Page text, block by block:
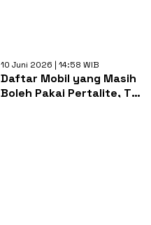
10 Juni 2026 | 14:58 WIB
Daftar Mobil yang Masih
Boleh Pakai Pertalite, Tak